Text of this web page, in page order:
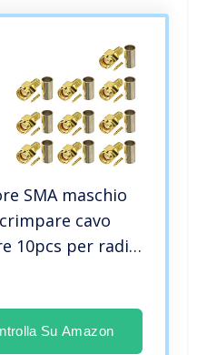
SMA maschio
cavo
10pcs per radio
Su Amazon